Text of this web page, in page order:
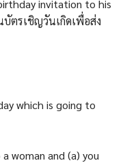
invitation to his
ตรเชิญวันเกิดเพื่อส่ง
which is going to
woman and (a) you